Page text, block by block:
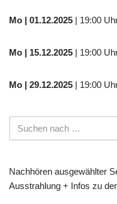
Mo | 01.12.2025 | 19:00
Mo | 15.12.2025 | 19:00
Mo | 29.12.2025 | 19:00
Nachhören ausgewählter
Ausstrahlung + Infos zu